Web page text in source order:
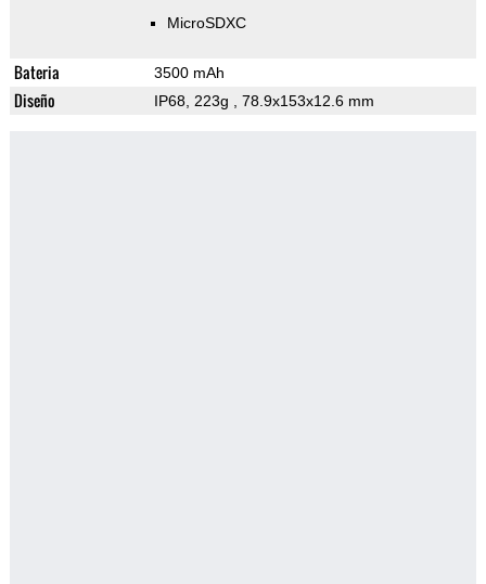
MicroSDXC
Bateria 3500 mAh
Diseño IP68, 223g , 78.9x153x12.6 mm